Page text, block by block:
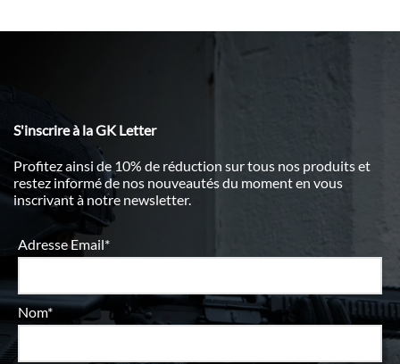
S'inscrire à la GK Letter
Profitez ainsi de 10% de réduction sur tous nos produits et
restez informé de nos nouveautés du moment en vous
inscrivant à notre newsletter.
Adresse Email*
Nom*